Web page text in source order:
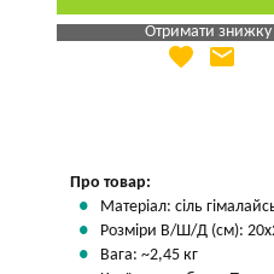
Отримати знижку
Яка Ваша ціна
favorite email
Про товар:
Матеріал: сіль
Розміри В/Ш/Д (см):
Вага: ~2,45 кг